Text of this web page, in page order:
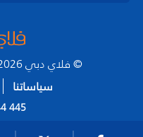
© فلاي دبي 2026. جميع الحقوق محفوظة.
سياساتنا
445